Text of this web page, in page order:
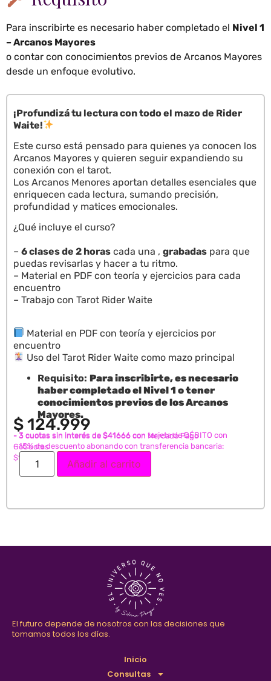
Para inscribirte es necesario haber completado el Nivel 1
– Arcanos Mayores
o contar con conocimientos previos de Arcanos Mayores
desde un enfoque evolutivo.
¡Profundizá tu lectura con todo el mazo de Rider
Waite!
Este curso está pensado para quienes ya conocen los
Arcanos Mayores y quieren seguir expandiendo su
conexión con el tarot.
Los Arcanos Menores aportan detalles esenciales que
enriquecen cada lectura, sumando precisión,
profundidad y matices emocionales.
¿Qué incluye el curso?
– 6 clases de 2 horas cada una , grabadas para que
puedas revisarlas y hacer a tu ritmo.
– Material en PDF con teoría y ejercicios para cada
encuentro
– Trabajo con Tarot Rider Waite
Material en PDF con teoría y ejercicios por
encuentro
Uso del Tarot Rider Waite como mazo principal
Requisito: Para inscribirte, es necesario
haber completado el Nivel 1 o tener
conocimientos previos de los Arcanos
Mayores.
$124.999
- 3 cuotas sin interés de $41666 con Mercado Pago
- 3 cuotas sin interés de $41666 con tarjeta de DÉBITO con
GoCuotas
- 15% de descuento abonando con transferencia bancaria:
$106249
Añadir al carrito
El futuro depende de nosotros con las decisiones que
tomamos todos los días.
Inicio
Consultas